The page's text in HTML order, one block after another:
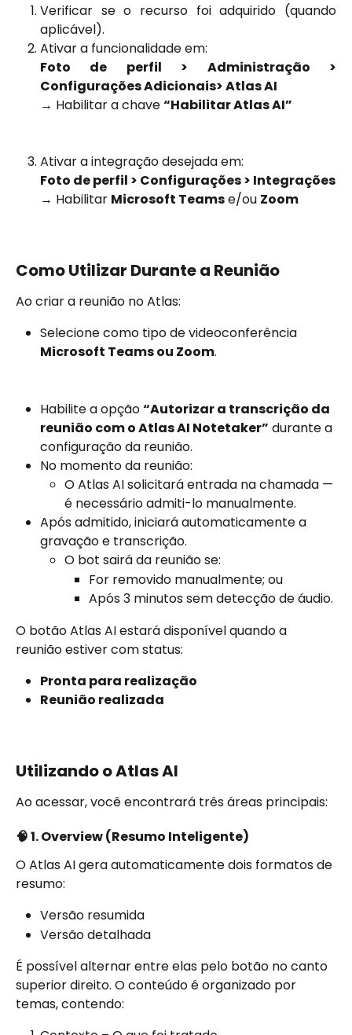
Verificar se o recurso foi adquirido (quando
aplicável).
Ativar a funcionalidade em:
Foto de perfil > Administração >
Configurações Adicionais> Atlas AI
→ Habilitar a chave“Habilitar Atlas AI”
Ativar a integração desejada em:
Foto de perfil > Configurações > Integrações
→ Habilitar Microsoft Teamse/ou Zoom
Como Utilizar Durante a Reunião
Ao criar a reunião no Atlas:
Selecione como tipo de videoconferência
Microsoft Teams ou Zoom.
Habilite a opção “Autorizar a transcrição da
reunião com o Atlas AI Notetaker” durante a
configuração da reunião.
No momento da reunião:
O Atlas AI solicitará entrada na chamada —
é necessário admiti-lo manualmente.
Após admitido, iniciará automaticamente a
gravação e transcrição.
O bot sairá da reunião se:
For removido manualmente; ou
Após 3 minutos sem detecção de áudio.
O botão Atlas AI estará disponível quando a
reunião estiver com status:
Pronta para realização
Reunião realizada
Utilizando o Atlas AI
Ao acessar, você encontrará três áreas principais:
🧠 1. Overview (Resumo Inteligente)
O Atlas AI gera automaticamente dois formatos de
resumo:
Versão resumida
Versão detalhada
É possível alternar entre elas pelo botão no canto
superior direito. O conteúdo é organizado por
temas, contendo: